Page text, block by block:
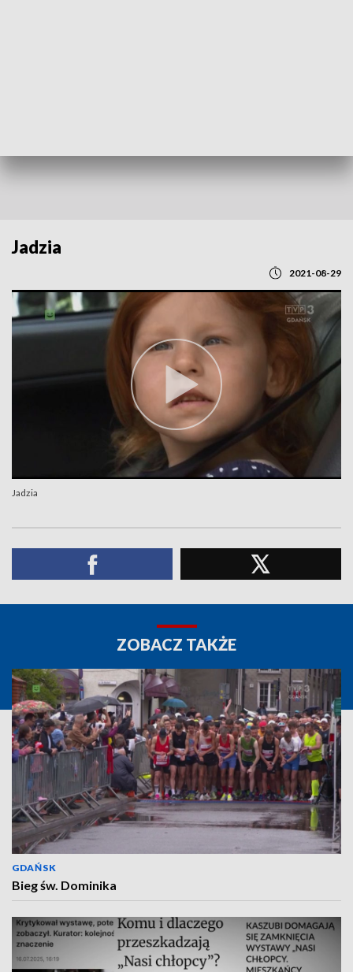
Jadzia
2021-08-29
Jadzia
ZOBACZ TAKŻE
GDAŃSK
Bieg św. Dominika